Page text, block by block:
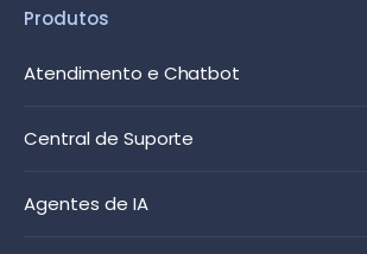
Produtos
Atendimento e Chatbot
Central de Suporte
Agentes de IA